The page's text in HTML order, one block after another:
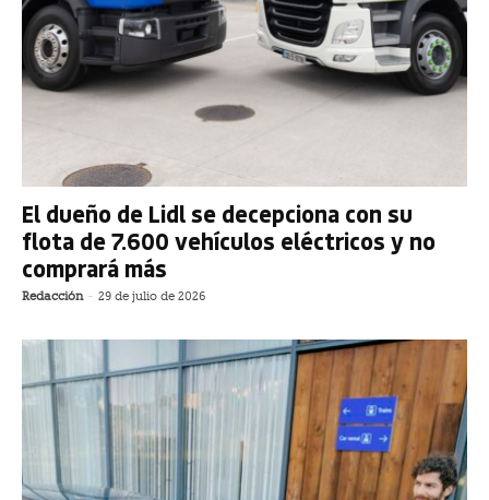
El dueño de Lidl se decepciona con su
flota de 7.600 vehículos eléctricos y no
comprará más
Redacción - 29 de julio de 2026